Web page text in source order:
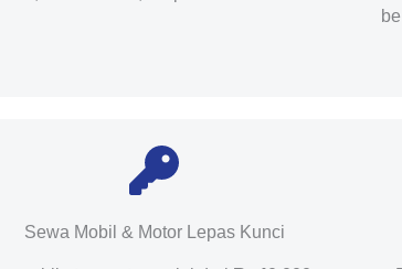
Sewa Mobil & Motor Lepas Kunci